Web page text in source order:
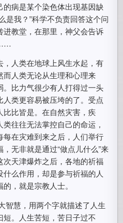
的病是某个染色体出现基因缺
是我？”科学不负责回答这个问
进教堂，在那里，神父会告诉
，人类在地球上风生水起，有
而人类无论从生理和心理来
。比力气很少有人打得过一头
类更容易被压垮的了。受点
比比皆是。在自然灾害，疾
往往无法掌控自己的命运，
每在灾难到来之后，人们举行
无非就是通过“做点儿什么”来
天津爆炸之后，各地的祈福
么作用，却是参与祈福的人
，就是宗教人士。
智慧，用两个字就描述了人生
短。人生苦短，苦日子过不